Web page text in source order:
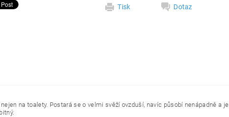
Tisk
Dotaz
na toalety. Postará se o velmi svěží ovzduší, navíc působí nenápadně a je